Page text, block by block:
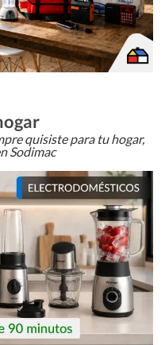
quisiste para tu hogar,
Sodimac